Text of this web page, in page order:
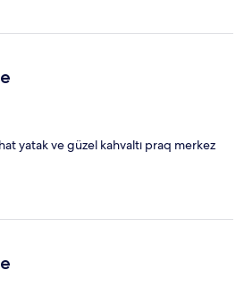
yatak ve güzel kahvaltı praq merkez